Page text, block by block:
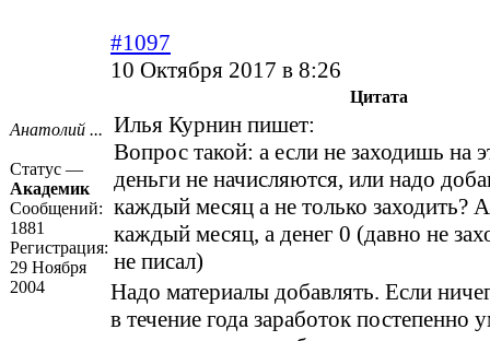
Анатолий ...
Статус —
Академик
Сообщений:
1881
Регистрация:
29 Ноября
2004
#1097
10 Октября 2017 в 8:26
Цитата
Илья Курнин пишет:
Вопрос такой: а если не заходишь на
деньги не начисляются, или надо
каждый месяц а не только заходить?
каждый месяц, а денег 0 (давно не
не писал)
Надо материалы добавлять. Если
в течение года заработок постепенно